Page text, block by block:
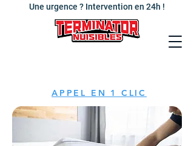
Une urgence ? Intervention en 24h !
APPEL EN 1 CLIC